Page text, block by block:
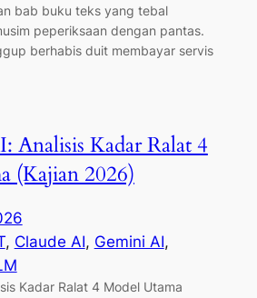
bab buku teks yang tebal
peperiksaan dengan pantas.
berhabis duit membayar servis
Analisis Kadar Ralat 4
(Kajian 2026)
, Claude AI, Gemini AI
Kadar Ralat 4 Model Utama